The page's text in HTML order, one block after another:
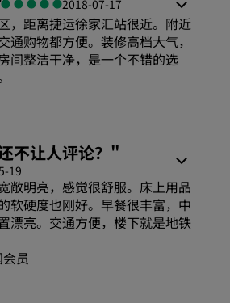
2018-07-17
，距离捷运徐家汇站很近。附近
通购物都方便。装修高档大气，
间整洁干净，是一个不错的选
不让人评论？ "
19
敞明亮，感觉很舒服。床上用品
软硬度也刚好。早餐很丰富，中
漂亮。交通方便，楼下就是地铁
员